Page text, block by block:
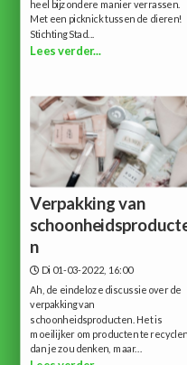
heel bijzondere manier verrassen.
Met een picknick tussen de dieren!
Stichting Stad...
Lees verder...
Verpakking van
n
Di 01-03-2022, 16:00
Ah, de eindeloze discussie over de
verpakking van
schoonheidsproducten. Het is
moeilijker om producten te recyclen
dan je zou denken, maar...